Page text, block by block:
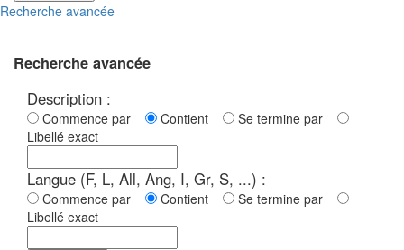
Recherche avancée
Recherche avancée
Description :
Commence par Contient
Se termine par
Libellé exact
Langue (F, L, All, Ang, I, Gr, S, ...) :
Commence par Contient
Se termine par
Libellé exact